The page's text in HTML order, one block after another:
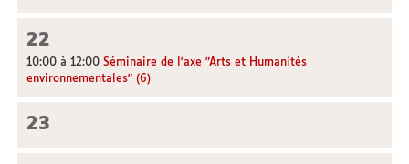
22
10:00 à 12:00 Séminaire de l'axe "Arts et Humanités
environnementales" (6)
23